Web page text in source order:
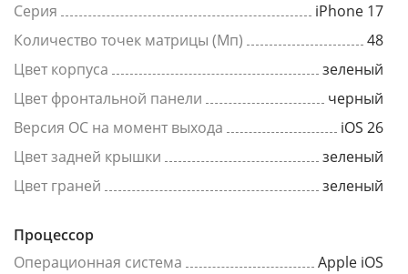
Серия
iPhone 17
Количество точек матрицы (Мп)
48
Цвет корпуса
зеленый
Цвет фронтальной панели
черный
Версия ОС на момент выхода
iOS 26
Цвет задней крышки
зеленый
Цвет граней
зеленый
Процессор
Операционная система
Apple iOS